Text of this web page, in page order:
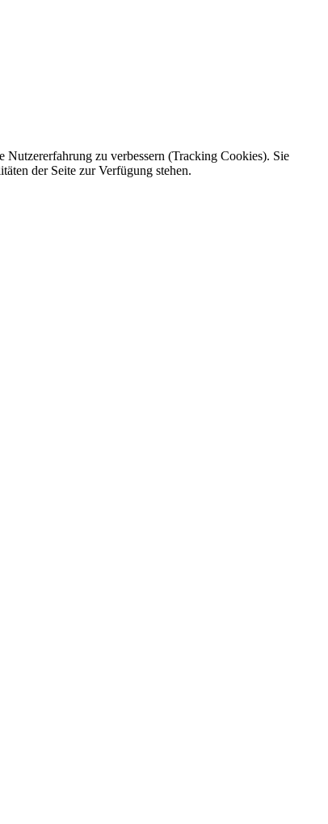
Nutzererfahrung zu verbessern (Tracking Cookies). Sie
der Seite zur Verfügung stehen.